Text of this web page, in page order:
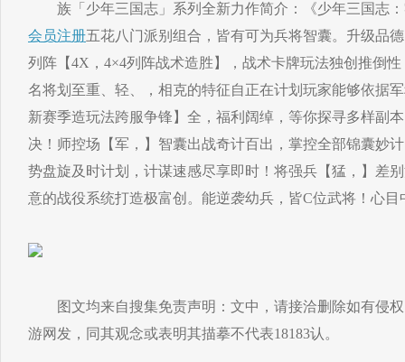
族「少年三国志」系列全新力作简介：《少年三国志：
会员注册五花八门派别组合，皆有可为兵将智囊。升级品
列阵【4X，4×4列阵战术造胜】，战术卡牌玩法独创推倒
名将划至重、轻、，相克的特征自正在计划玩家能够依据
新赛季造玩法跨服争锋】全，福利阔绰，等你探寻多样副
决！师控场【军，】智囊出战奇计百出，掌控全部锦囊妙
势盘旋及时计划，计谋速感尽享即时！将强兵【猛，】差
意的战役系统打造极富创。能逆袭幼兵，皆C位武将！心
图文均来自搜集免责声明：文中，请接洽删除如有侵权
游网发，同其观念或表明其描摹不代表18183认。